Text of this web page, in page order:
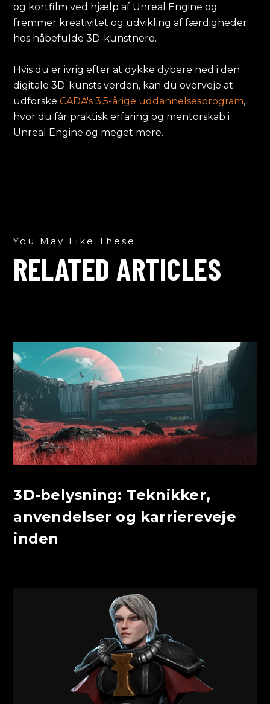
og kortfilm ved hjælp af Unreal Engine og
fremmer kreativitet og udvikling af færdigheder
hos håbefulde 3D-kunstnere.
Hvis du er ivrig efter at dykke dybere ned i den
digitale 3D-kunsts verden, kan du overveje at
udforskeCADA's 3,5-årige uddannelsesprogram,
hvor du får praktisk erfaring og mentorskab i
Unreal Engine og meget mere.
You May Like These
RELATED ARTICLES
3D-belysning: Teknikker,
anvendelser og karriereveje
inden